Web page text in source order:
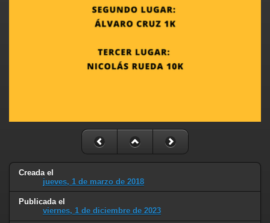
Creada el
jueves, 1 de marzo de 2018
Publicada el
viernes, 1 de diciembre de 2023